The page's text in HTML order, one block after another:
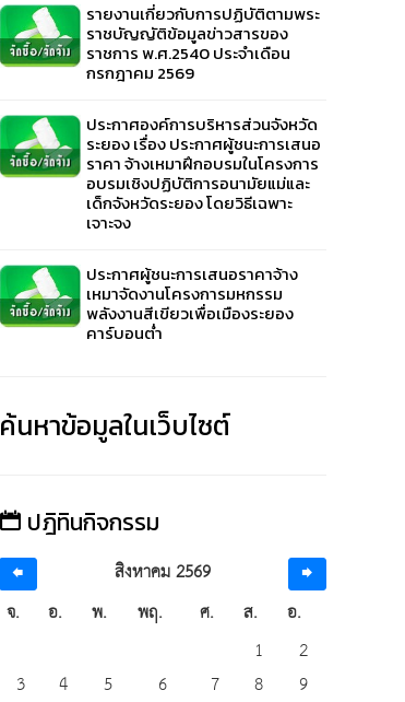
รายงานเกี่ยวกับการปฏิบัติตามพระ
ราชบัญญัติข้อมูลข่าวสารของ
ราชการ พ.ศ.2540 ประจำเดือน
กรกฎาคม 2569
ประกาศองค์การบริหารส่วนจังหวัด
ระยอง เรื่อง ประกาศผู้ชนะการเสนอ
ราคา จ้างเหมาฝึกอบรมในโครงการ
อบรมเชิงปฏิบัติการอนามัยแม่และ
เด็กจังหวัดระยอง โดยวิธีเฉพาะ
เจาะจง
ประกาศผู้ชนะการเสนอราคาจ้าง
เหมาจัดงานโครงการมหกรรม
พลังงานสีเขียวเพื่อเมืองระยอง
คาร์บอนต่ำ
ค้นหาข้อมูลในเว็บไซต์
ปฎิทินกิจกรรม
สิงหาคม 2569
จ.
อ. พ. พฤ. ศ. ส.
อ.
1
2
3
4 5 6 7 8
9